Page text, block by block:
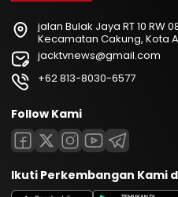
jalan Bulak Jaya RT 10 RW
Kecamatan Cakung, Kota
jacktvnews@gmail.com
+62 813-8030-6577
Follow Kami
Ikuti Perkembangan Kami